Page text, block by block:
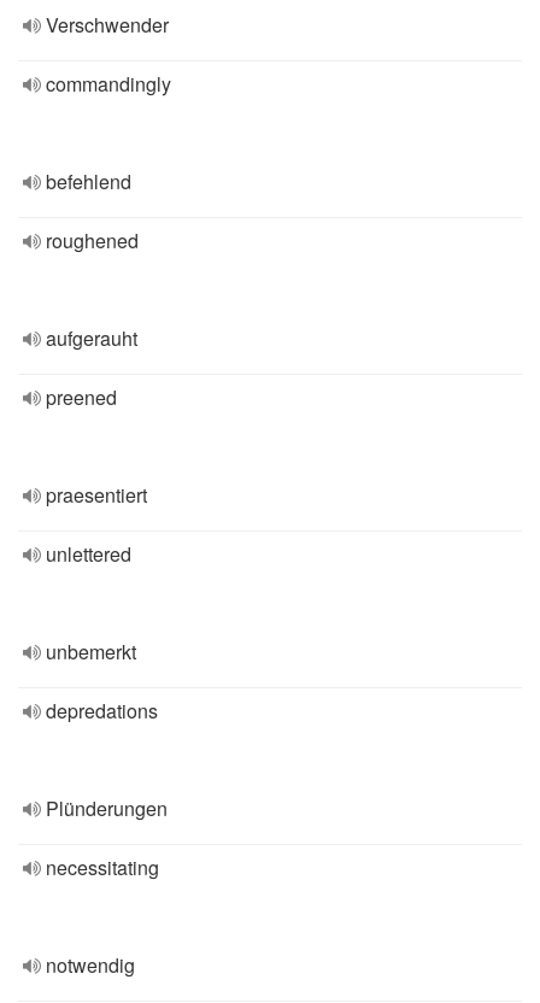
Verschwender
commandingly
befehlend
roughened
aufgerauht
preened
praesentiert
unlettered
unbemerkt
depredations
Plünderungen
necessitating
notwendig